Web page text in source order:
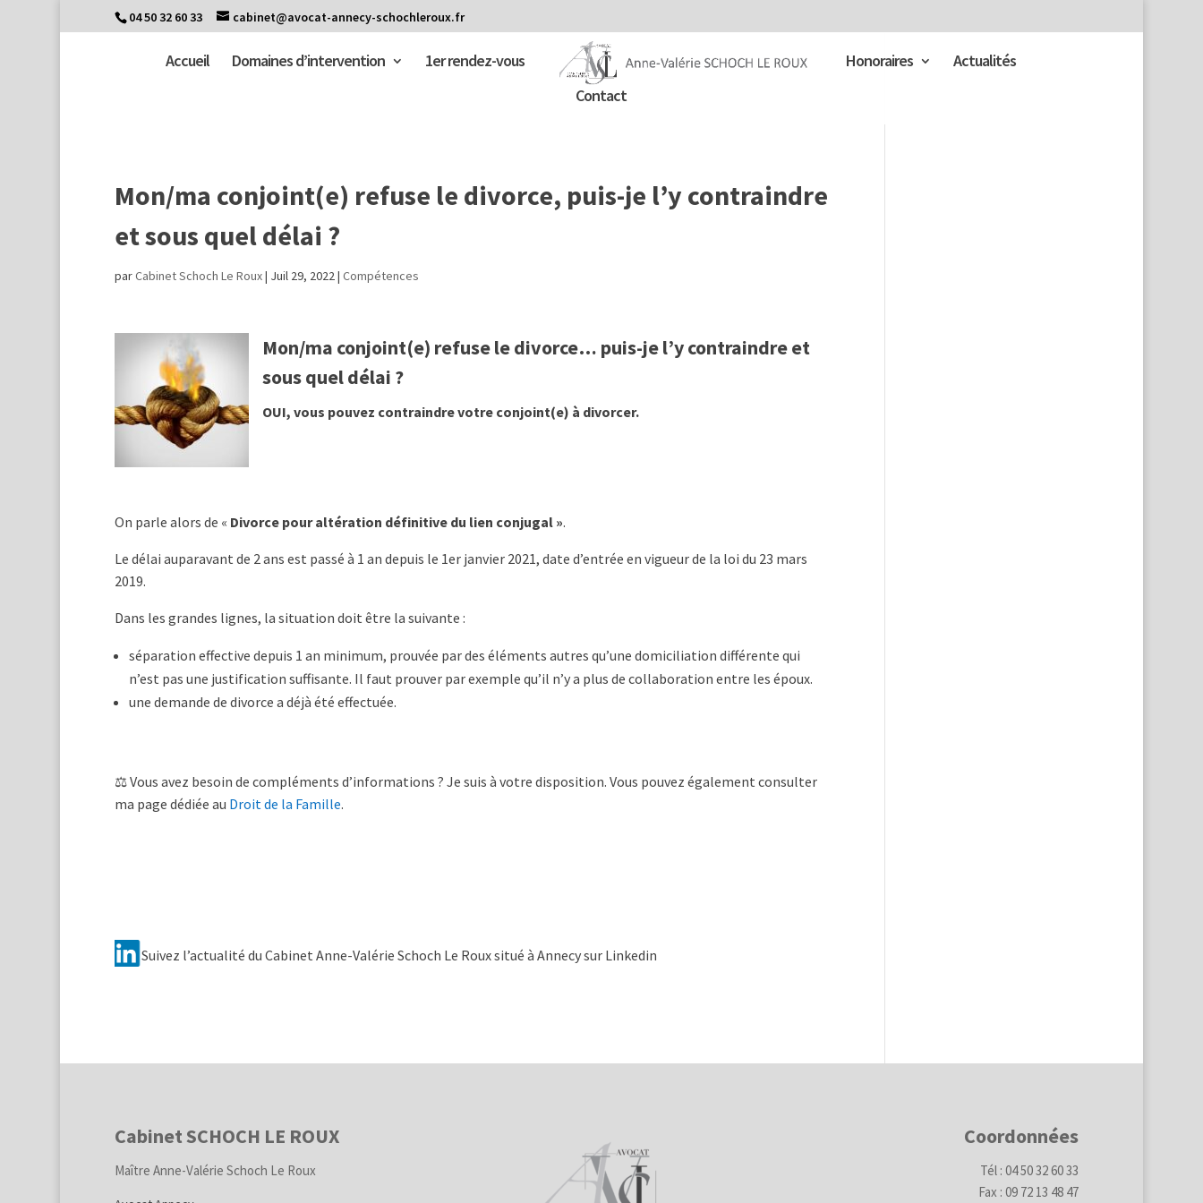
04 50 32 60 33 cabinet@avocat-annecy-schochleroux.fr
Accueil Domaines d’intervention 1er rendez-vous Honoraires
Actualités
Contact
Mon/ma conjoint(e) refuse le divorce, puis-je l’y contraindre
et sous quel délai ?
parCabinet Schoch Le Roux| Juil 29, 2022| Compétences
Mon/ma conjoint(e) refuse le divorce… puis-je l’y contraindre et
sous quel délai ?
OUI, vous pouvez contraindre votre conjoint(e) à divorcer.
On parle alors de « Divorce pour altération définitive du lien conjugal ».
Le délai auparavant de 2 ans est passé à 1 an depuis le 1er janvier 2021, date d’entrée en vigueur de la loi du 23 mars
2019.
Dans les grandes lignes, la situation doit être la suivante :
séparation effective depuis 1 an minimum, prouvée par des éléments autres qu’une domiciliation différente qui
n’est pas une justification suffisante. Il faut prouver par exemple qu’il n’y a plus de collaboration entre les époux.
une demande de divorce a déjà été effectuée.
⚖️ Vous avez besoin de compléments d’informations ? Je suis à votre disposition. Vous pouvez également consulter
ma page dédiée au Droit de la Famille.
Suivez l’actualité du Cabinet Anne-Valérie Schoch Le Roux situé à Annecy sur Linkedin
Cabinet SCHOCH LE ROUX
Maître Anne-Valérie Schoch Le Roux
Coordonnées
Tél : 04 50 32 60 33
Fax : 09 72 13 48 47